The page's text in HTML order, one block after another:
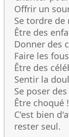
Offrir un
Se tordre de
Être des
Donner des
Faire les fous
Être des
Sentir la
Se poser
Être choqué !
C'est bien
rester seul.